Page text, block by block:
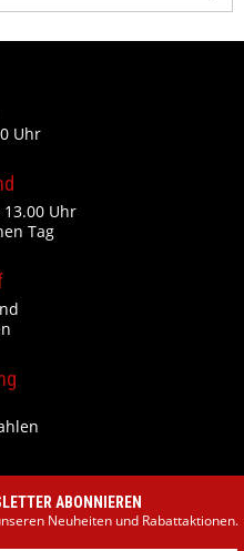
Uhr
Uhr
Tag
ABONNIEREN
Neuheiten und Rabattaktionen.